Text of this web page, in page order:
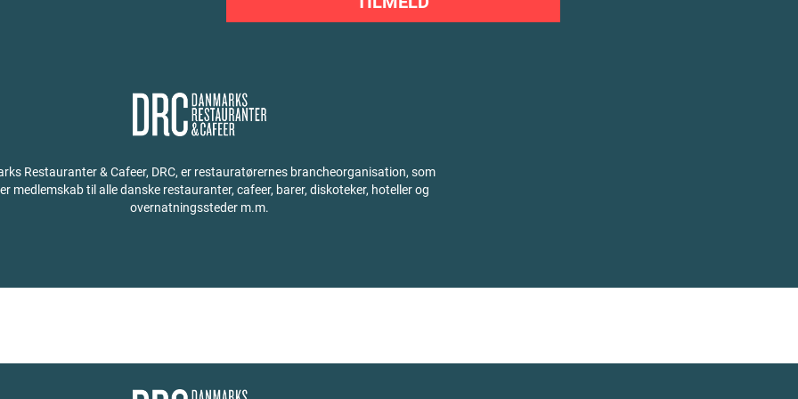
Restauranter & Cafeer, DRC, er restauratørernes brancheorganisation, som
medlemskab til alle danske restauranter, cafeer, barer, diskoteker, hoteller og
overnatningssteder m.m.